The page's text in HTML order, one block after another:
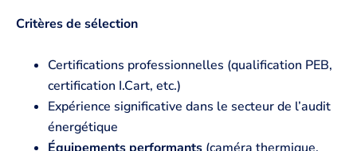
Critères de sélection
Certifications professionnelles (qualification PEB,
certification I.Cart, etc.)
Expérience significative dans le secteur de l’audit
énergétique